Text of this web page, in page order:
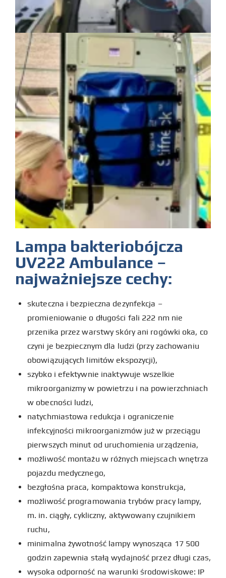
Lampa bakteriobójcza
UV222 Ambulance –
najważniejsze cechy:
skuteczna i bezpieczna dezynfekcja –
promieniowanie o długości fali 222 nm nie
przenika przez warstwy skóry ani rogówki oka, co
czyni je bezpiecznym dla ludzi (przy zachowaniu
obowiązujących limitów ekspozycji),
szybko i efektywnie inaktywuje wszelkie
mikroorganizmy w powietrzu i na powierzchniach
w obecności ludzi,
natychmiastowa redukcja i ograniczenie
infekcyjności mikroorganizmów już w przeciągu
pierwszych minut od uruchomienia urządzenia,
możliwość montażu w różnych miejscach wnętrza
pojazdu medycznego,
bezgłośna praca, kompaktowa konstrukcja,
możliwość programowania trybów pracy lampy,
m. in. ciągły, cykliczny, aktywowany czujnikiem
ruchu,
minimalna żywotność lampy wynosząca 17 500
godzin zapewnia stałą wydajność przez długi czas,
wysoka odporność na warunki środowiskowe: IP